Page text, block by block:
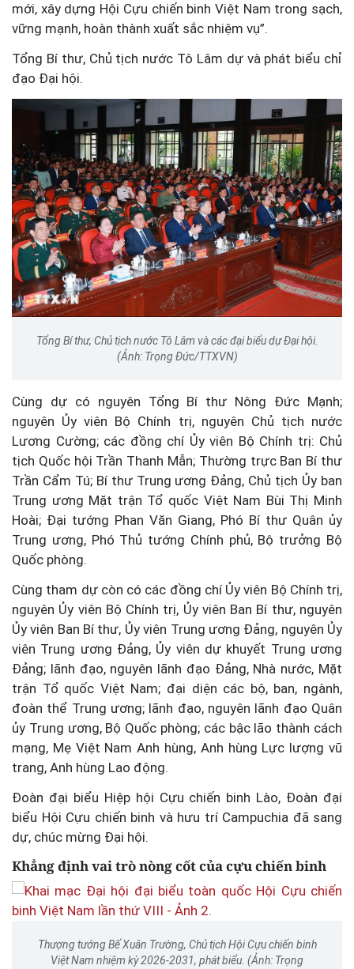
mới, xây dựng Hội Cựu chiến binh Việt Nam trong sạch,
vững mạnh, hoàn thành xuất sắc nhiệm vụ”.
Tổng Bí thư, Chủ tịch nước Tô Lâm dự và phát biểu chỉ
đạo Đại hội.
Tổng Bí thư, Chủ tịch nước Tô Lâm và các đại biểu dự Đại hội.
(Ảnh: Trọng Đức/TTXVN)
Cùng dự có nguyên Tổng Bí thư Nông Đức Mạnh;
nguyên Ủy viên Bộ Chính trị, nguyên Chủ tịch nước
Lương Cường; các đồng chí Ủy viên Bộ Chính trị: Chủ
tịch Quốc hội Trần Thanh Mẫn; Thường trực Ban Bí thư
Trần Cẩm Tú; Bí thư Trung ương Đảng, Chủ tịch Ủy ban
Trung ương Mặt trận Tổ quốc Việt Nam Bùi Thị Minh
Hoài; Đại tướng Phan Văn Giang, Phó Bí thư Quân ủy
Trung ương, Phó Thủ tướng Chính phủ, Bộ trưởng Bộ
Quốc phòng.
Cùng tham dự còn có các đồng chí Ủy viên Bộ Chính trị,
nguyên Ủy viên Bộ Chính trị, Ủy viên Ban Bí thư, nguyên
Ủy viên Ban Bí thư, Ủy viên Trung ương Đảng, nguyên Ủy
viên Trung ương Đảng, Ủy viên dự khuyết Trung ương
Đảng; lãnh đạo, nguyên lãnh đạo Đảng, Nhà nước, Mặt
trận Tổ quốc Việt Nam; đại diện các bộ, ban, ngành,
đoàn thể Trung ương; lãnh đạo, nguyên lãnh đạo Quân
ủy Trung ương, Bộ Quốc phòng; các bậc lão thành cách
mạng, Mẹ Việt Nam Anh hùng, Anh hùng Lực lượng vũ
trang, Anh hùng Lao động.
Đoàn đại biểu Hiệp hội Cựu chiến binh Lào, Đoàn đại
biểu Hội Cựu chiến binh và hưu trí Campuchia đã sang
dự, chúc mừng Đại hội.
Khẳng định vai trò nòng cốt của cựu chiến binh
Thượng tướng Bế Xuân Trường, Chủ tịch Hội Cựu chiến binh
Việt Nam nhiệm kỳ 2026-2031, phát biểu. (Ảnh: Trọng